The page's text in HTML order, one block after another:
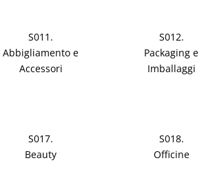
S011.
Abbigliamento e
Accessori
S012.
Packaging e
Imballaggi
S017.
Beauty
S018.
Officine